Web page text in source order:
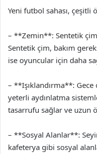
Yeni futbol sahası, çeşitli
– **Zemin**: Sentetik
Sentetik çim, bakım
ise oyuncular için daha
– **Işıklandırma**:
yeterli aydınlatma
tasarrufu sağlar ve uzun
– **Sosyal Alanlar**:
kafeterya gibi sosyal